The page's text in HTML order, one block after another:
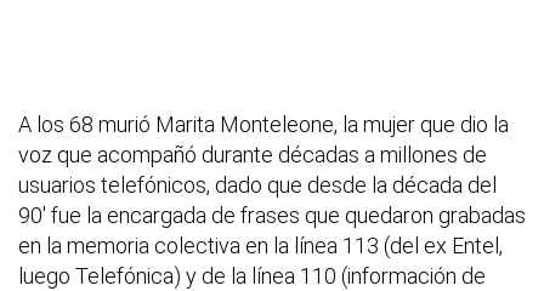
A los 68 murió Marita Monteleone, la mujer que dio la
voz que acompañó durante décadas a millones de
usuarios telefónicos, dado que desde la década del
90' fue la encargada de frases que quedaron grabadas
en la memoria colectiva en la línea 113 (del ex Entel,
luego Telefónica) y de la línea 110 (información de